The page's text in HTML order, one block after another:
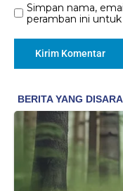
Simpan nama,
peramban ini